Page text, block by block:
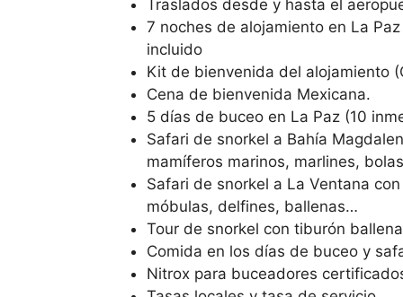
Traslados desde y hasta el
7 noches de alojamiento en La
incluido
Kit de bienvenida del alojamiento
Cena de bienvenida Mexicana.
5 días de buceo en La Paz (10
Safari de snorkel a Bahía
mamíferos marinos, marlines,
Safari de snorkel a La Ventana
móbulas, delfines, ballenas…
Tour de snorkel con tiburón
Comida en los días de buceo y
Nitrox para buceadores